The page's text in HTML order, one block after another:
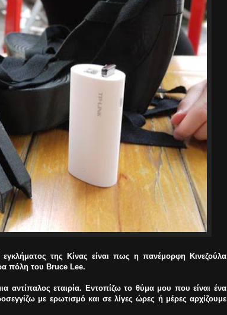
της Κίνας είναι πως η πανέμορφη Κινεζούλα
πόλη του Bruce Lee.
αντίπαλος εταιρία. Εντοπίζω το θύμα μου που είναι ένα
με ερωτισμό και σε λίγες ώρες ή μέρες αρχίζουμε